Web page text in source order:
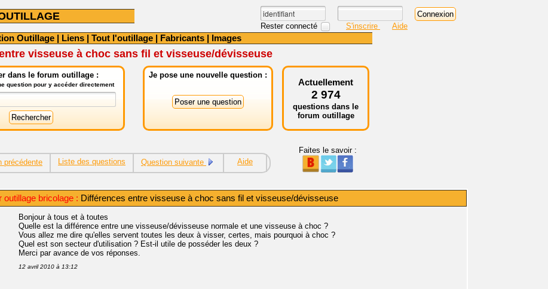
Rester connecté S'inscrire Aide
Outillage | Liens | Tout l'outillage | Fabricants | Images
visseuse à choc sans fil et visseuse/dévisseuse
dans le forum outillage :
question pour y accéder directement
Je pose une nouvelle question :
Actuellement
2 974
questions dans le
forum outillage
précédente Liste des questions Question suivante Aide
Faites le savoir :
outillage bricolage : Différences entre visseuse à choc sans fil et visseuse/dévisseuse
Bonjour à tous et à toutes
Quelle est la différence entre une visseuse/dévisseuse normale et une visseuse à choc ?
Vous allez me dire qu'elles servent toutes les deux à visser, certes, mais pourquoi à choc ?
Quel est son secteur d'utilisation ? Est-il utile de posséder les deux ?
Merci par avance de vos réponses.
12 avril 2010 à 13:12